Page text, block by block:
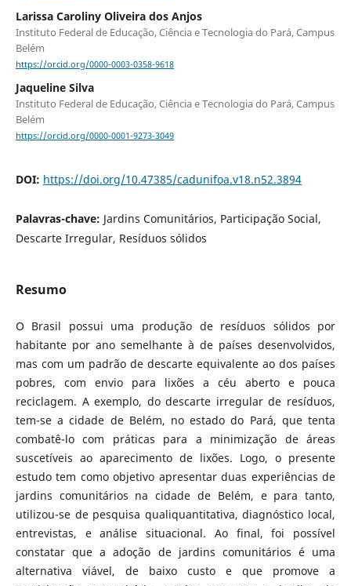
Larissa Caroliny Oliveira dos Anjos
Instituto Federal de Educação, Ciência e Tecnologia do Pará, Campus
Belém
https://orcid.org/0000-0003-0358-9618
Jaqueline Silva
Instituto Federal de Educação, Ciência e Tecnologia do Pará, Campus
Belém
https://orcid.org/0000-0001-9273-3049
DOI: https://doi.org/10.47385/cadunifoa.v18.n52.3894
Palavras-chave: Jardins Comunitários, Participação Social,
Descarte Irregular, Resíduos sólidos
Resumo
O Brasil possui uma produção de resíduos sólidos por
habitante por ano semelhante à de países desenvolvidos,
mas com um padrão de descarte equivalente ao dos países
pobres, com envio para lixões a céu aberto e pouca
reciclagem. A exemplo, do descarte irregular de resíduos,
tem-se a cidade de Belém, no estado do Pará, que tenta
combatê-lo com práticas para a minimização de áreas
suscetíveis ao aparecimento de lixões. Logo, o presente
estudo tem como objetivo apresentar duas experiências de
jardins comunitários na cidade de Belém, e para tanto,
utilizou-se de pesquisa qualiquantitativa, diagnóstico local,
entrevistas, e análise situacional. Ao final, foi possível
constatar que a adoção de jardins comunitários é uma
alternativa viável, de baixo custo e que promove a